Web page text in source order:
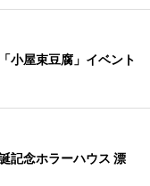
小屋束豆腐」イベント
記念ホラーハウス 漂